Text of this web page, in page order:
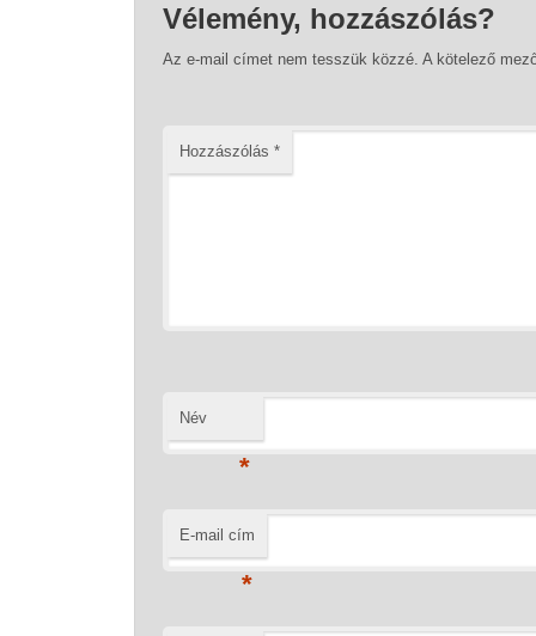
Vélemény, hozzászólás?
Az e-mail címet nem tesszük közzé. A kötelező
Hozzászólás *
Név
*
E-mail cím
*